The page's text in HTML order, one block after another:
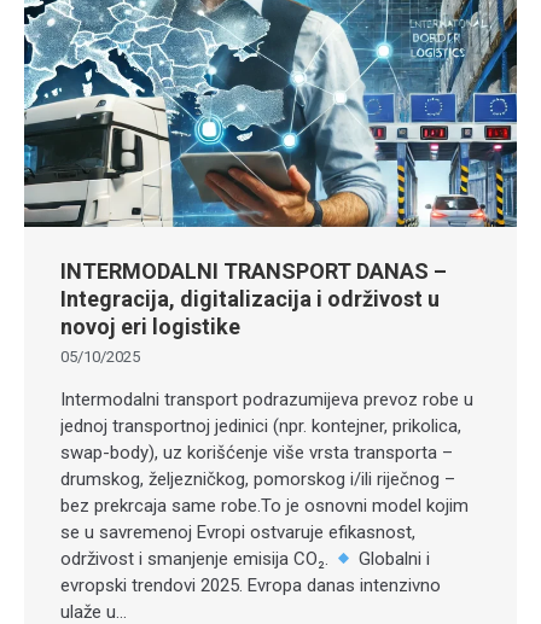
INTERMODALNI TRANSPORT DANAS –
Integracija, digitalizacija i održivost u
novoj eri logistike
05/10/2025
Intermodalni transport podrazumijeva prevoz robe u
jednoj transportnoj jedinici (npr. kontejner, prikolica,
swap-body), uz korišćenje više vrsta transporta –
drumskog, željezničkog, pomorskog i/ili riječnog –
bez prekrcaja same robe.To je osnovni model kojim
se u savremenoj Evropi ostvaruje efikasnost,
održivost i smanjenje emisija CO₂.
Globalni i
evropski trendovi 2025. Evropa danas intenzivno
ulaže u…